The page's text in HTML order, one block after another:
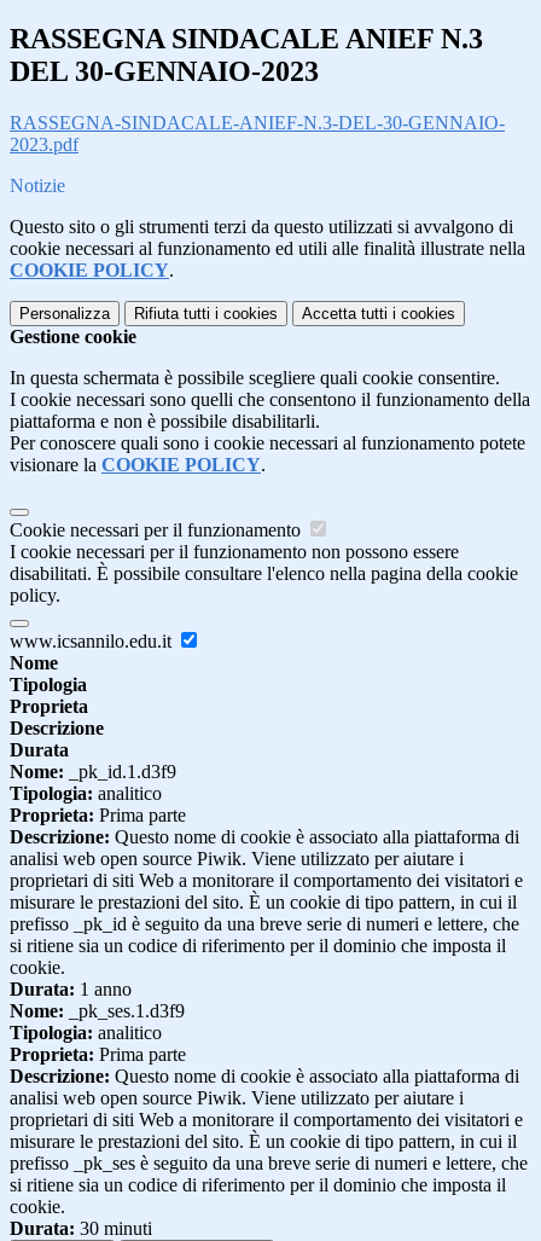
RASSEGNA SINDACALE ANIEF N.3
DEL 30-GENNAIO-2023
RASSEGNA-SINDACALE-ANIEF-N.3-DEL-30-GENNAIO-
2023.pdf
Notizie
Questo sito o gli strumenti terzi da questo utilizzati si avvalgono di
cookie necessari al funzionamento ed utili alle finalità illustrate nella
COOKIE POLICY.
Personalizza Rifiuta tutti i cookies Accetta tutti i cookies
Gestione cookie
In questa schermata è possibile scegliere quali cookie consentire.
I cookie necessari sono quelli che consentono il funzionamento della
piattaforma e non è possibile disabilitarli.
Per conoscere quali sono i cookie necessari al funzionamento potete
visionare la COOKIE POLICY.
Cookie necessari per il funzionamento
I cookie necessari per il funzionamento non possono essere
disabilitati. È possibile consultare l'elenco nella pagina della cookie
policy.
www.icsannilo.edu.it
Nome
Tipologia
Proprieta
Descrizione
Durata
Nome: _pk_id.1.d3f9
Tipologia: analitico
Proprieta: Prima parte
Descrizione: Questo nome di cookie è associato alla piattaforma di
analisi web open source Piwik. Viene utilizzato per aiutare i
proprietari di siti Web a monitorare il comportamento dei visitatori e
misurare le prestazioni del sito. È un cookie di tipo pattern, in cui il
prefisso _pk_id è seguito da una breve serie di numeri e lettere, che
si ritiene sia un codice di riferimento per il dominio che imposta il
cookie.
Durata: 1 anno
Nome: _pk_ses.1.d3f9
Tipologia: analitico
Proprieta: Prima parte
Descrizione: Questo nome di cookie è associato alla piattaforma di
analisi web open source Piwik. Viene utilizzato per aiutare i
proprietari di siti Web a monitorare il comportamento dei visitatori e
misurare le prestazioni del sito. È un cookie di tipo pattern, in cui il
prefisso _pk_ses è seguito da una breve serie di numeri e lettere, che
si ritiene sia un codice di riferimento per il dominio che imposta il
cookie.
Durata: 30 minuti